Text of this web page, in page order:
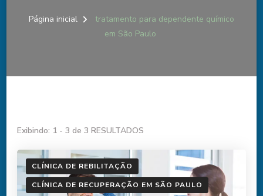
Página inicial
tratamento para dependente químico
em São Paulo
Exibindo: 1 - 3 de 3 RESULTADOS
CLÍNICA DE REBILITAÇÃO
CLÍNICA DE RECUPERAÇÃO EM SÃO PAULO